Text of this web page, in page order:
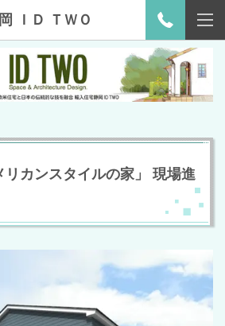
ＩＤ ＴＷＯ
リカンスタイルの家」 現場進